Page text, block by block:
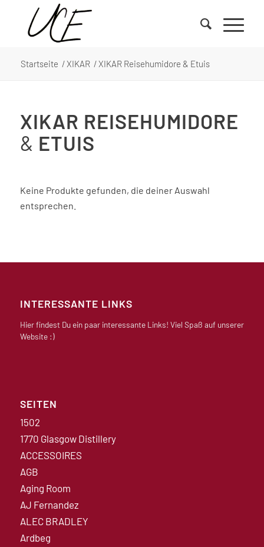
Startseite /XIKAR /XIKAR Reisehumidore & Etuis
XIKAR REISEHUMIDORE
& ETUIS
Keine Produkte gefunden, die deiner Auswahl
entsprechen.
INTERESSANTE LINKS
Hier findest Du ein paar interessante Links! Viel Spaß auf unserer
Website :)
SEITEN
1502
1770 Glasgow Distillery
ACCESSOIRES
AGB
Aging Room
AJ Fernandez
ALEC BRADLEY
Ardbeg